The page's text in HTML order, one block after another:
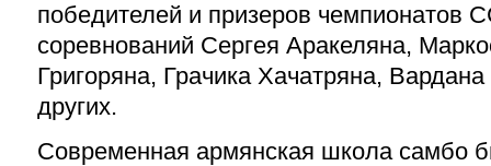
победителей и призеров
соревнований Сергея Аракеляна,
Григоряна, Грачика Хачатряна,
других.
Современная армянская школа самбо